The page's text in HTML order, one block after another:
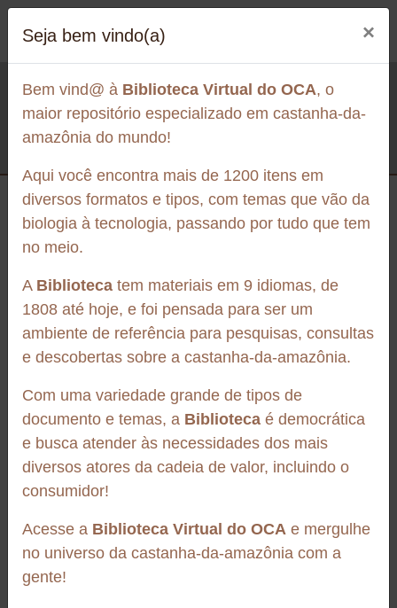
Biblioteca
Effect of temperature on growth, gene expression, and
aflatoxin production by Aspergillus nomius isolated from
Sobre a biblioteca
Artigo de periódico
EFFECT OF TEMPERATURE
ON GROWTH, GENE
EXPRESSION, AND
BY ASPERGILLUS NOMIUS
ISOLATED FROM BRAZIL
NUTS
Publicado em: 2020
Sanitário
Aspergillus nomius is a potent producer of aflatoxins B
and G and is one of the most common species of fungi
abiotic factor that influences fungal colonization and
aflatoxin production in nuts during pre- and post-harvest.
Therefore, assessment of the response of aflatoxigenic
species to different temperatures is important to add
information about the understanding of aflatoxin
development of new strategies to prevent aflatoxin
contamination. The aim of this study was to evaluate the
effect of temperature (25, 30, and 35 degrees C) on the
Seja bem vindo(a) ×
Bem vind@ à Biblioteca Virtual do OCA, o
maior repositório especializado em castanha-da-
amazônia do mundo!
Aqui você encontra mais de 1200 itens em
diversos formatos e tipos, com temas que vão da
biologia à tecnologia, passando por tudo que tem
no meio.
A Biblioteca tem materiais em 9 idiomas, de
1808 até hoje, e foi pensada para ser um
ambiente de referência para pesquisas, consultas
e descobertas sobre a castanha-da-amazônia.
Com uma variedade grande de tipos de
documento e temas, a Biblioteca é democrática
e busca atender às necessidades dos mais
diversos atores da cadeia de valor, incluindo o
consumidor!
Acesse a Biblioteca Virtual do OCA e mergulhe
no universo da castanha-da-amazônia com a
gente!